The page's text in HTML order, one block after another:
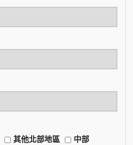
其他北部地區
中部